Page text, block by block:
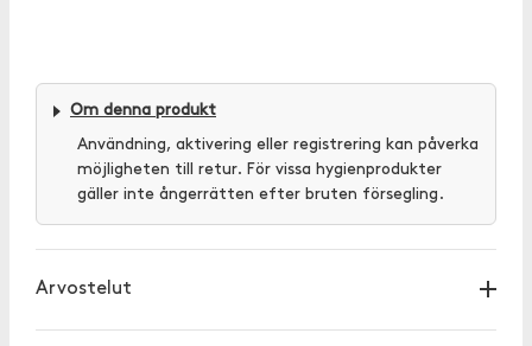
Om denna produkt
Användning, aktivering eller registrering kan påverka
möjligheten till retur. För vissa hygienprodukter
gäller inte ångerrätten efter bruten försegling.
Arvostelut